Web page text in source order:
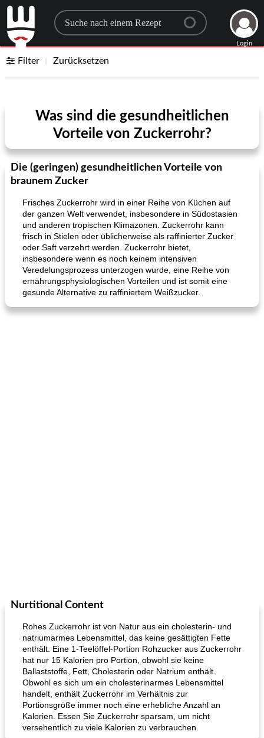
Search for a recipe
Login
Filter Zurücksetzen
Was sind die gesundheitlichen
Vorteile von Zuckerrohr?
Die (geringen) gesundheitlichen Vorteile von
braunem Zucker
Frisches Zuckerrohr wird in einer Reihe von Küchen auf
der ganzen Welt verwendet, insbesondere in Südostasien
und anderen tropischen Klimazonen. Zuckerrohr kann
frisch in Stielen oder üblicherweise als raffinierter Zucker
oder Saft verzehrt werden. Zuckerrohr bietet,
insbesondere wenn es noch keinem intensiven
Veredelungsprozess unterzogen wurde, eine Reihe von
ernährungsphysiologischen Vorteilen und ist somit eine
gesunde Alternative zu raffiniertem Weißzucker.
Nurtitional Content
Rohes Zuckerrohr ist von Natur aus ein cholesterin- und
natriumarmes Lebensmittel, das keine gesättigten Fette
enthält. Eine 1-Teelöffel-Portion Rohzucker aus Zuckerrohr
hat nur 15 Kalorien pro Portion, obwohl sie keine
Ballaststoffe, Fett, Cholesterin oder Natrium enthält.
Obwohl es sich um ein cholesterinarmes Lebensmittel
handelt, enthält Zuckerrohr im Verhältnis zur
Portionsgröße immer noch eine erhebliche Anzahl an
Kalorien. Essen Sie Zuckerrohr sparsam, um nicht
versehentlich zu viele Kalorien zu verbrauchen.